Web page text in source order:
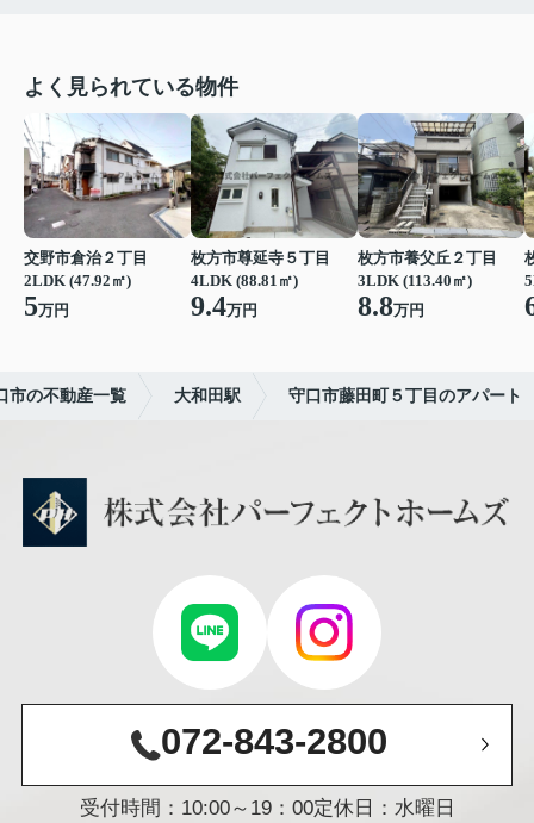
よく見られている物件
交野市倉治２丁目
2LDK (47.92㎡)
5万円
枚方市尊延寺５丁目
4LDK (88.81㎡)
9.4万円
枚方市養父丘２丁目
3LDK (113.40㎡)
8.8万円
市の不動産一覧 大和田駅 守口市藤田町５丁目のアパート
072-843-2800
受付時間：10:00～19：00定休日：水曜日